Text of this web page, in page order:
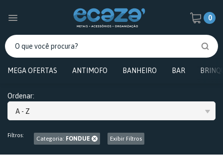
0
MEGA OFERTAS ANTIMOFO BANHEIRO BAR
Ordenar:
A - Z
Filtros: Categoria: FONDUE Exibir Filtros